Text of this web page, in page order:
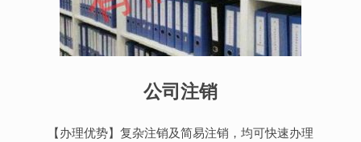
公司注销
【办理优势】复杂注销及简易注销，均可快速办理